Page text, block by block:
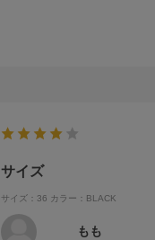
サイズ
サイズ：36 カラー：BLACK
もも